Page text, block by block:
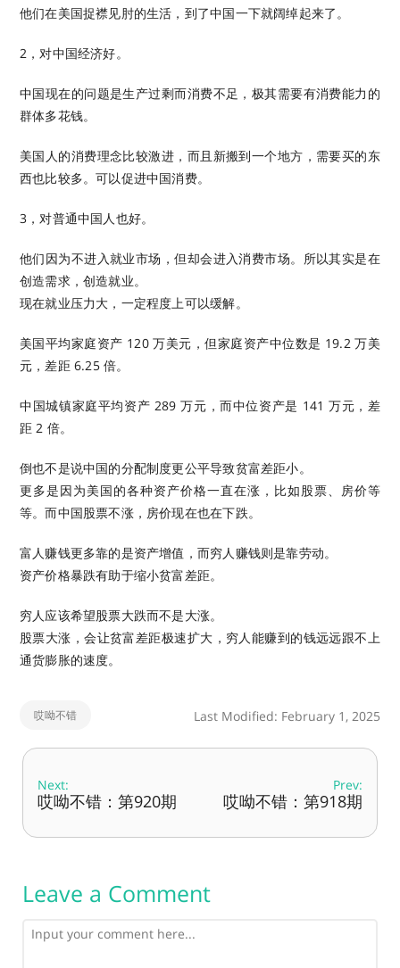
他们在美国捉襟见肘的生活，到了中国一下就阔绰起来了。
2，对中国经济好。
中国现在的问题是生产过剩而消费不足，极其需要有消费能力的
群体多花钱。
美国人的消费理念比较激进，而且新搬到一个地方，需要买的东
西也比较多。可以促进中国消费。
3，对普通中国人也好。
他们因为不进入就业市场，但却会进入消费市场。所以其实是在
创造需求，创造就业。
现在就业压力大，一定程度上可以缓解。
美国平均家庭资产 120 万美元，但家庭资产中位数是 19.2 万美
元，差距 6.25 倍。
中国城镇家庭平均资产 289 万元，而中位资产是 141 万元，差
距 2 倍。
倒也不是说中国的分配制度更公平导致贫富差距小。
更多是因为美国的各种资产价格一直在涨，比如股票、房价等
等。而中国股票不涨，房价现在也在下跌。
富人赚钱更多靠的是资产增值，而穷人赚钱则是靠劳动。
资产价格暴跌有助于缩小贫富差距。
穷人应该希望股票大跌而不是大涨。
股票大涨，会让贫富差距极速扩大，穷人能赚到的钱远远跟不上
通货膨胀的速度。
哎呦不错 Last Modified: February 1, 2025
Next:
哎呦不错：第920期
Prev:
哎呦不错：第918期
Leave a Comment